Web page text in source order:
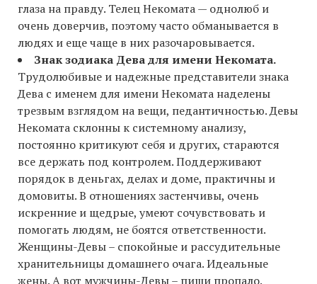
глаза на правду. Телец Некомата — однолюб и
очень доверчив, поэтому часто обманывается в
людях и еще чаще в них разочаровывается.
Знак зодиака Дева для имени Некомата.
Трудолюбивые и надежные представители знака
Дева с именем для имени Некомата наделены
трезвым взглядом на вещи, педантичностью. Девы
Некомата склонны к системному анализу,
постоянно критикуют себя и других, стараются
все держать под контролем. Поддерживают
порядок в деньгах, делах и доме, практичны и
домовиты. В отношениях застенчивы, очень
искренние и щедрые, умеют сочувствовать и
помогать людям, не боятся ответственности.
Женщины-Девы – спокойные и рассудительные
хранительницы домашнего очага. Идеальные
жены. А вот мужчины-Девы – пиши пропало.